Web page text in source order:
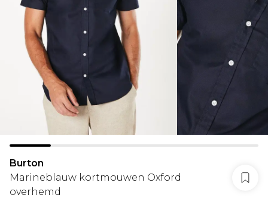
Burton
Marineblauw kortmouwen Oxford
overhemd